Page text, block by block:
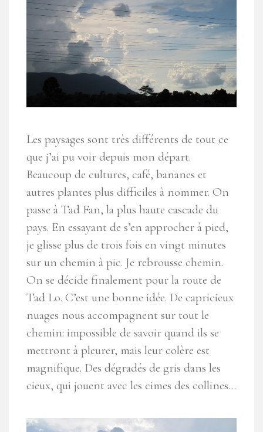
Les paysages sont très différents de tout ce
que j’ai pu voir depuis mon départ.
Beaucoup de cultures, café, bananes et
autres plantes plus difficiles à nommer. On
passe à Tad Fan, la plus haute cascade du
pays. En essayant de s’en approcher à pied,
je glisse plus de trois fois en vingt minutes
sur un chemin à pic. Je rebrousse chemin.
On se décide finalement pour la route de
Tad Lo. C’est une bonne idée. De capricieux
nuages nous accompagnent sur tout le
chemin: impossible de savoir quand ils se
mettront à pleurer, mais leur colère est
magnifique. Des dégradés de gris dans les
cieux, qui jouent avec les cimes des collines…